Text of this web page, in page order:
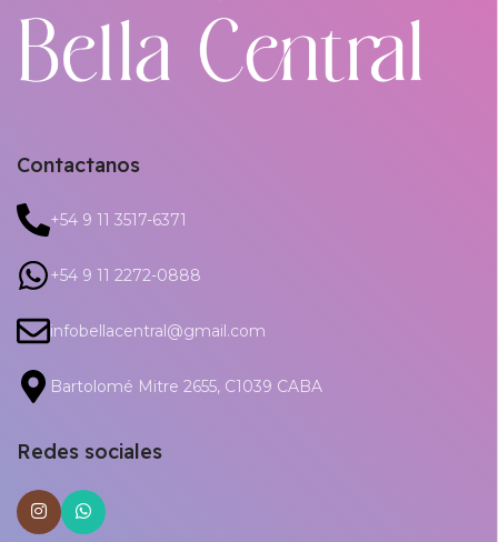
Contactanos
+54 9 11 3517-6371
+54 9 11 2272-0888
infobellacentral@gmail.com
Bartolomé Mitre 2655, C1039 CABA
Redes sociales